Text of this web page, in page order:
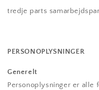
tredje parts
PERSONOPLYSNINGER
Generelt
Personoplysninger er alle